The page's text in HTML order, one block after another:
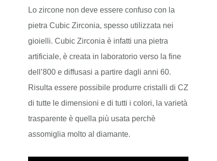
Lo zircone non deve essere confuso con la
pietra Cubic Zirconia, spesso utilizzata nei
gioielli. Cubic Zirconia è infatti una pietra
artificiale, è creata in laboratorio verso la fine
dell’800 e diffusasi a partire dagli anni 60.
Risulta essere possibile produrre cristalli di CZ
di tutte le dimensioni e di tutti i colori, la varietà
trasparente è quella più usata perchè
assomiglia molto al diamante.